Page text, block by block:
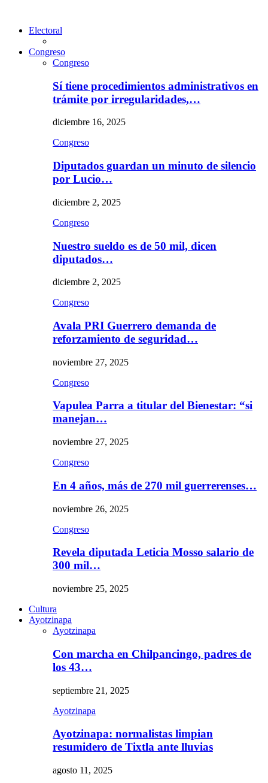
Electoral
Congreso
Congreso
Sí tiene procedimientos administrativos en
trámite por irregularidades,…
diciembre 16, 2025
Congreso
Diputados guardan un minuto de silencio
por Lucio…
diciembre 2, 2025
Congreso
Nuestro sueldo es de 50 mil, dicen
diputados…
diciembre 2, 2025
Congreso
Avala PRI Guerrero demanda de
reforzamiento de seguridad…
noviembre 27, 2025
Congreso
Vapulea Parra a titular del Bienestar: “si
manejan…
noviembre 27, 2025
Congreso
En 4 años, más de 270 mil guerrerenses…
noviembre 26, 2025
Congreso
Revela diputada Leticia Mosso salario de
300 mil…
noviembre 25, 2025
Cultura
Ayotzinapa
Ayotzinapa
Con marcha en Chilpancingo, padres de
los 43…
septiembre 21, 2025
Ayotzinapa
Ayotzinapa: normalistas limpian
resumidero de Tixtla ante lluvias
agosto 11, 2025